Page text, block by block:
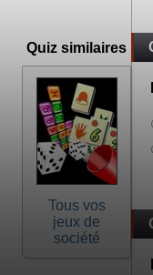
Quiz similaires
Tous vos
jeux de
société